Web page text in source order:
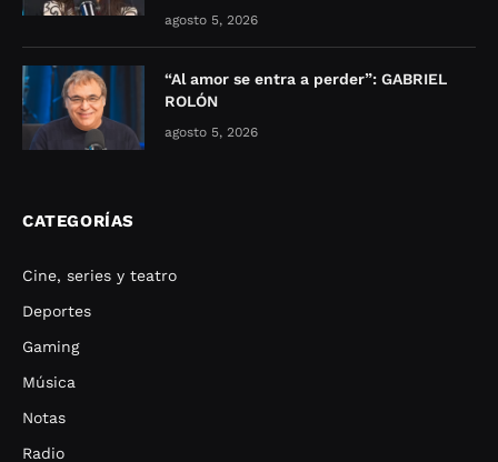
agosto 5, 2026
“Al amor se entra a perder”: GABRIEL
ROLÓN
agosto 5, 2026
CATEGORÍAS
Cine, series y teatro
Deportes
Gaming
Música
Notas
Radio